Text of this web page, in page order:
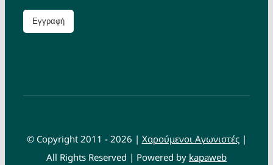
© Copyright 2011 - 2026 | Χαρούμενοι Αγωνιστές|
All Rights Reserved | Powered by kapaweb